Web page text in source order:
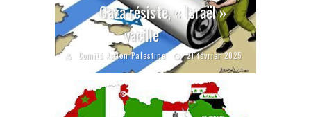
Gaza résiste, « Israël »
vacille
Comité Action Palestine 21 février 2025